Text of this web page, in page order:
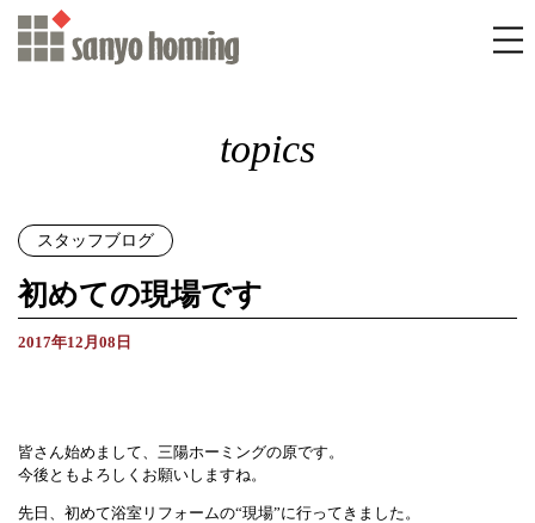
topics
スタッフブログ
初めての現場です
2017年12月08日
皆さん始めまして、三陽ホーミングの原です。
今後ともよろしくお願いしますね。
先日、初めて浴室リフォームの“現場”に行ってきました。